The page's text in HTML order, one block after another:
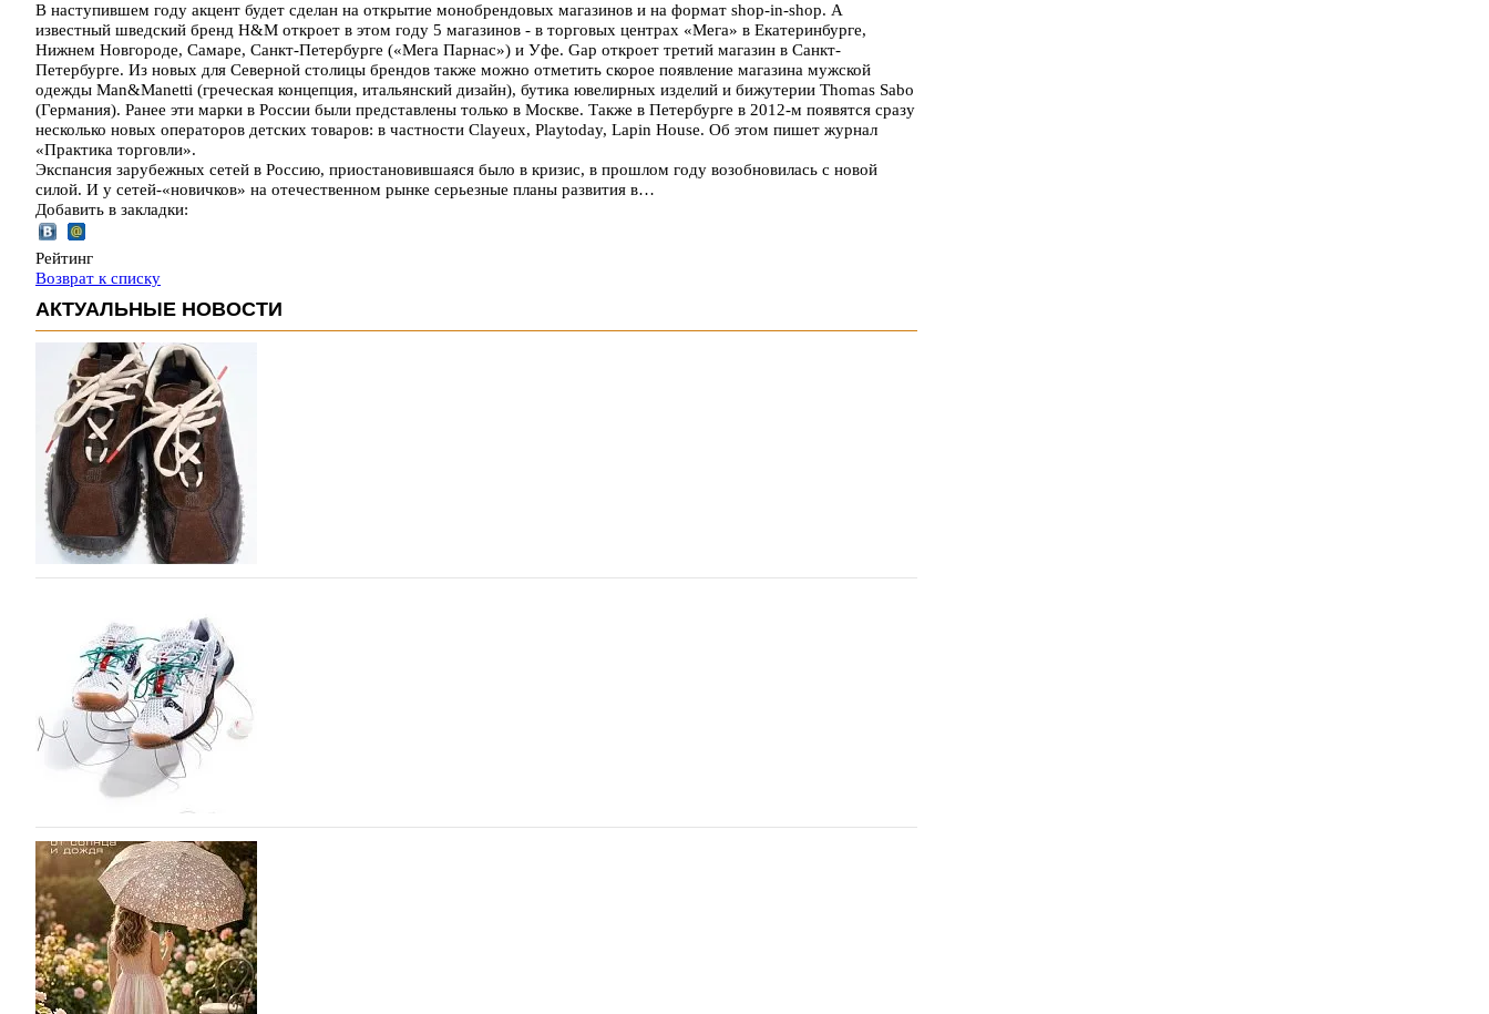
В наступившем году акцент будет сделан на открытие монобрендовых магазинов и на формат shop-in-shop. А
известный шведский бренд H&M откроет в этом году 5 магазинов - в торговых центрах «Мега» в Екатеринбурге,
Нижнем Новгороде, Самаре, Санкт-Петербурге («Мега Парнас») и Уфе. Gap откроет третий магазин в Санкт-
Петербурге. Из новых для Северной столицы брендов также можно отметить скорое появление магазина мужской
одежды Man&Manetti (греческая концепция, итальянский дизайн), бутика ювелирных изделий и бижутерии Thomas Sabo
(Германия). Ранее эти марки в России были представлены только в Москве. Также в Петербурге в 2012-м появятся сразу
несколько новых операторов детских товаров: в частности Clayeux, Playtoday, Lapin House. Об этом пишет журнал
«Практика торговли».
Экспансия зарубежных сетей в Россию, приостановившаяся было в кризис, в прошлом году возобновилась с новой
силой. И у сетей-«новичков» на отечественном рынке серьезные планы развития в…
Добавить в закладки:
Рейтинг
Возврат к списку
АКТУАЛЬНЫЕ НОВОСТИ
Популярный силуэт бренда,1999 года выпуска, соответствует сегодняшнему тренду на
сникерины (гибридный вариант балеток и кроссовок обтекаемой формы и с тонкой подошвой). Но в
модели Miu Miu Bubble присутствует еще и…
05.08.2026 974
ASICS выпускает вторую коллаборацию с Little Tokyo Table Tennis - на стыке спорта и
моды
ASICS снова выпускает коллаборацию с Лос-Анджельским клубом настольного тенниса Little Tokyo Table
Tennis. Интерес японского спортивного гиганта к сотрудничеству с теннисным клубом возник не на
пустом…
05.08.2026 569